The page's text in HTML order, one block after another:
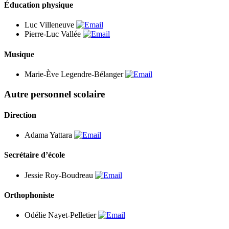
Éducation physique
Luc Villeneuve
Pierre-Luc Vallée
Musique
Marie-Ève Legendre-Bélanger
Autre personnel scolaire
Direction
Adama Yattara
Secrétaire d’école
Jessie Roy-Boudreau
Orthophoniste
Odélie Nayet-Pelletier